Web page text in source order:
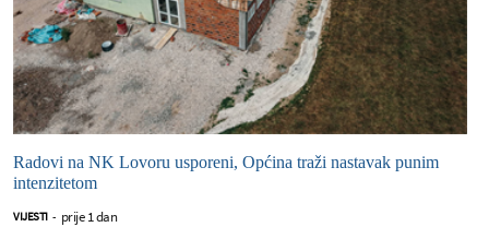
Radovi na NK Lovoru usporeni, Općina traži nastavak punim
intenzitetom
VIJESTI - prije 1 dan